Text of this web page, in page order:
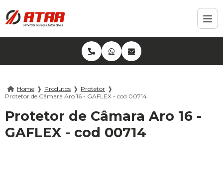
Home ❱ Produtos ❱ Protetor ❱
Protetor de Câmara Aro 16 - GAFLEX - cod 00714
Protetor de Câmara Aro 16 -
GAFLEX - cod 00714